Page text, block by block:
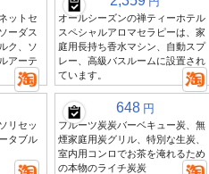
ットセ
ーダス
ク、ソ
アーテ
オールシーズンの禅ティーホテル
スペシャルアロマセラピーは、家
庭用長持ち香水マシン、自動スプ
レー、高級バスルームに設置され
ています。
リセッ
タブル
648 円
フルーツ炭炭バーベキュー炭、無
煙家庭用炭グリル、特別な生炭、
室内用コンロでお茶を淹れるため
の本物のライチ炭炭